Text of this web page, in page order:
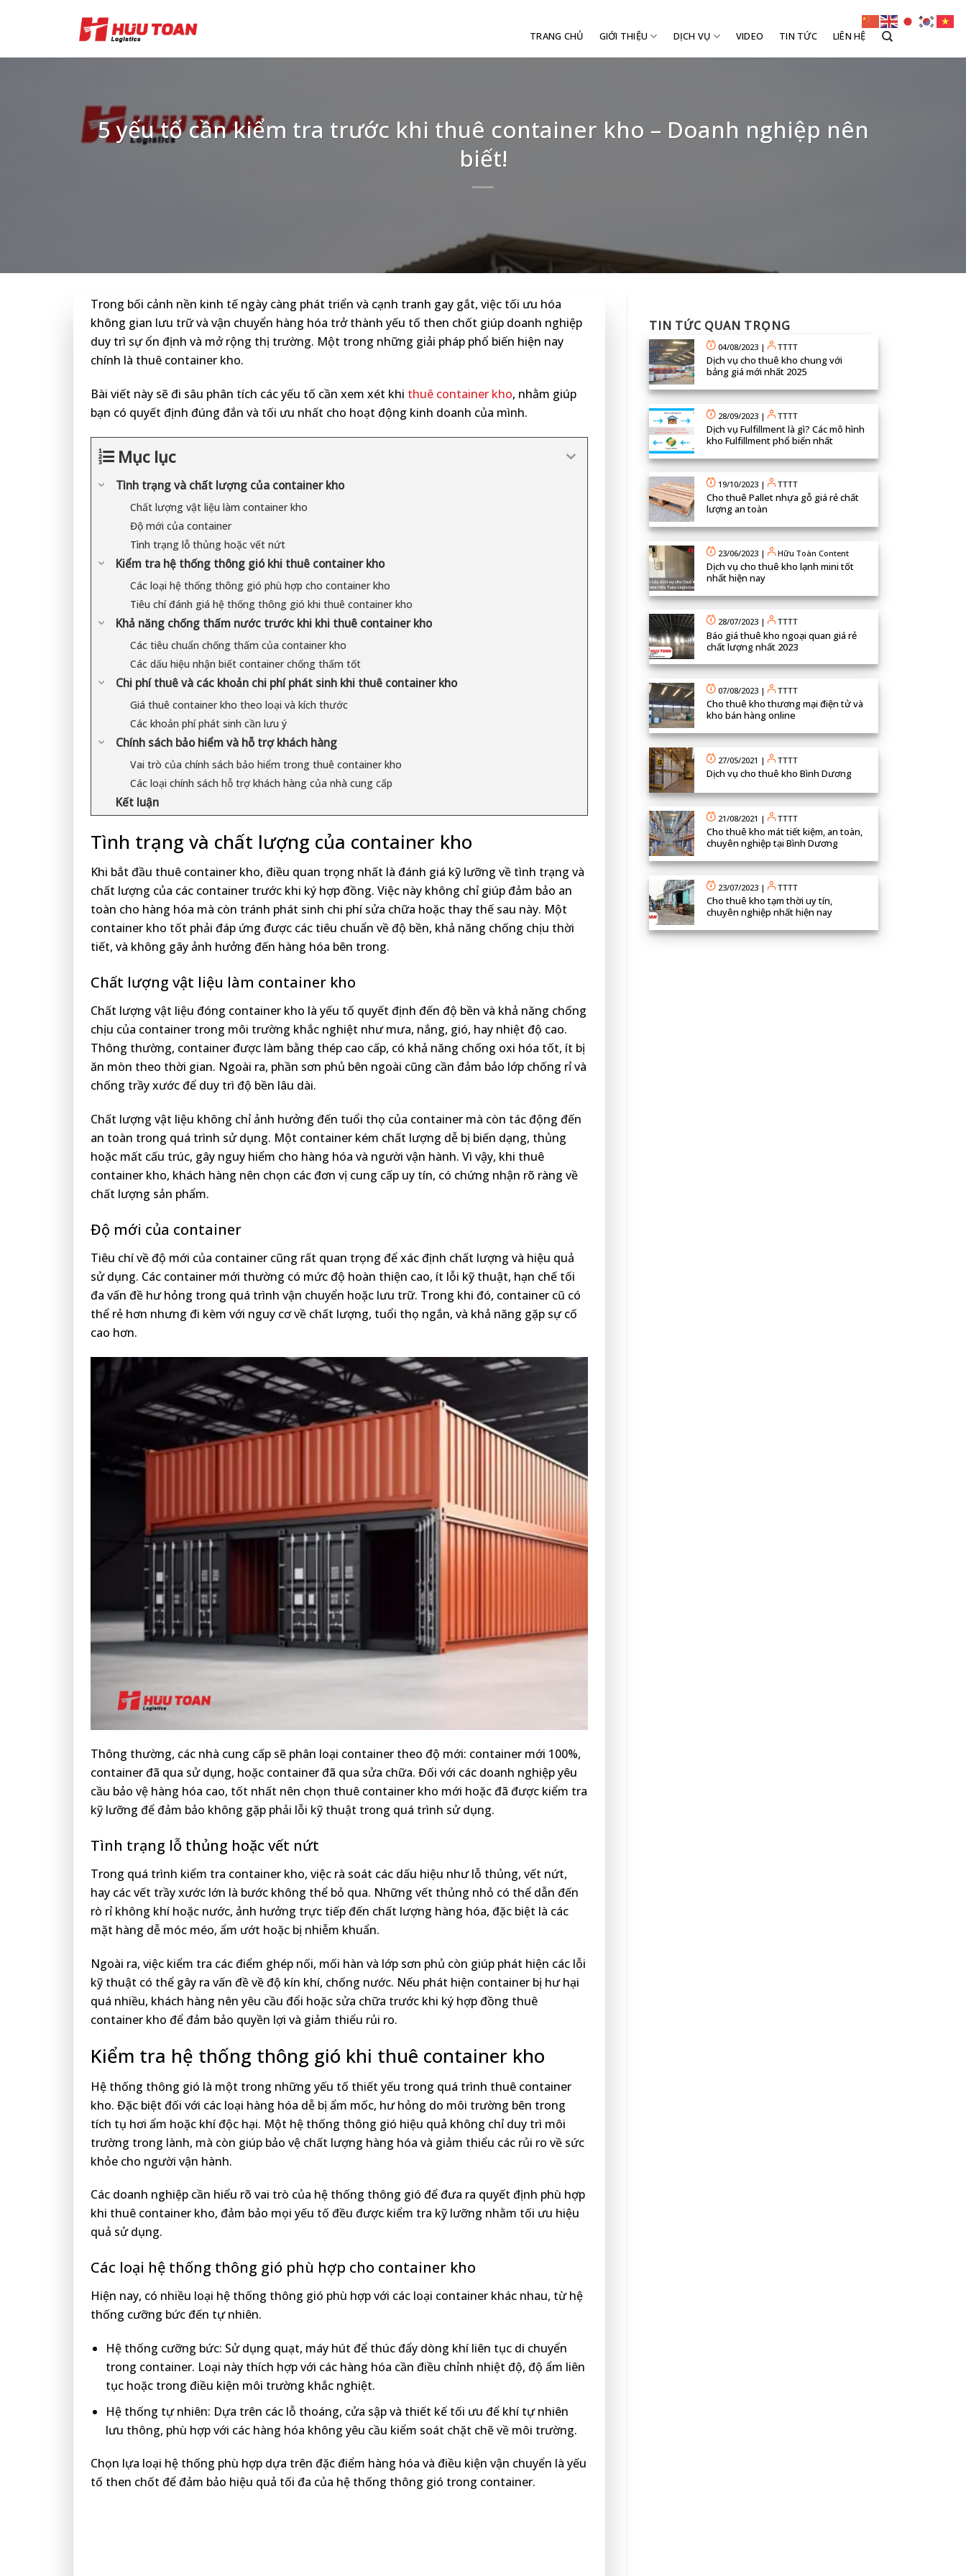
TRANG CHỦ GIỚI THIỆU DỊCH VỤ VIDEO TIN TỨC LIÊN HỆ
5 yếu tố cần kiểm tra trước khi thuê container kho – Doanh nghiệp nên
biết!
Trong bối cảnh nền kinh tế ngày càng phát triển và cạnh tranh gay gắt, việc tối ưu hóa
không gian lưu trữ và vận chuyển hàng hóa trở thành yếu tố then chốt giúp doanh nghiệp
duy trì sự ổn định và mở rộng thị trường. Một trong những giải pháp phổ biến hiện nay
chính là thuê container kho.
Bài viết này sẽ đi sâu phân tích các yếu tố cần xem xét khi thuê container kho, nhằm giúp
bạn có quyết định đúng đắn và tối ưu nhất cho hoạt động kinh doanh của mình.
Mục lục
Tình trạng và chất lượng của container kho
Chất lượng vật liệu làm container kho
Độ mới của container
Tình trạng lỗ thủng hoặc vết nứt
Kiểm tra hệ thống thông gió khi thuê container kho
Các loại hệ thống thông gió phù hợp cho container kho
Tiêu chí đánh giá hệ thống thông gió khi thuê container kho
Khả năng chống thấm nước trước khi khi thuê container kho
Các tiêu chuẩn chống thấm của container kho
Các dấu hiệu nhận biết container chống thấm tốt
Chi phí thuê và các khoản chi phí phát sinh khi thuê container kho
Giá thuê container kho theo loại và kích thước
Các khoản phí phát sinh cần lưu ý
Chính sách bảo hiểm và hỗ trợ khách hàng
Vai trò của chính sách bảo hiểm trong thuê container kho
Các loại chính sách hỗ trợ khách hàng của nhà cung cấp
Kết luận
Tình trạng và chất lượng của container kho
Khi bắt đầu thuê container kho, điều quan trọng nhất là đánh giá kỹ lưỡng về tình trạng và
chất lượng của các container trước khi ký hợp đồng. Việc này không chỉ giúp đảm bảo an
toàn cho hàng hóa mà còn tránh phát sinh chi phí sửa chữa hoặc thay thế sau này. Một
container kho tốt phải đáp ứng được các tiêu chuẩn về độ bền, khả năng chống chịu thời
tiết, và không gây ảnh hưởng đến hàng hóa bên trong.
Chất lượng vật liệu làm container kho
Chất lượng vật liệu đóng container kho là yếu tố quyết định đến độ bền và khả năng chống
chịu của container trong môi trường khắc nghiệt như mưa, nắng, gió, hay nhiệt độ cao.
Thông thường, container được làm bằng thép cao cấp, có khả năng chống oxi hóa tốt, ít bị
ăn mòn theo thời gian. Ngoài ra, phần sơn phủ bên ngoài cũng cần đảm bảo lớp chống rỉ và
chống trầy xước để duy trì độ bền lâu dài.
Chất lượng vật liệu không chỉ ảnh hưởng đến tuổi thọ của container mà còn tác động đến
an toàn trong quá trình sử dụng. Một container kém chất lượng dễ bị biến dạng, thủng
hoặc mất cấu trúc, gây nguy hiểm cho hàng hóa và người vận hành. Vì vậy, khi thuê
container kho, khách hàng nên chọn các đơn vị cung cấp uy tín, có chứng nhận rõ ràng về
chất lượng sản phẩm.
Độ mới của container
Tiêu chí về độ mới của container cũng rất quan trọng để xác định chất lượng và hiệu quả
sử dụng. Các container mới thường có mức độ hoàn thiện cao, ít lỗi kỹ thuật, hạn chế tối
đa vấn đề hư hỏng trong quá trình vận chuyển hoặc lưu trữ. Trong khi đó, container cũ có
thể rẻ hơn nhưng đi kèm với nguy cơ về chất lượng, tuổi thọ ngắn, và khả năng gặp sự cố
cao hơn.
Thông thường, các nhà cung cấp sẽ phân loại container theo độ mới: container mới 100%,
container đã qua sử dụng, hoặc container đã qua sửa chữa. Đối với các doanh nghiệp yêu
cầu bảo vệ hàng hóa cao, tốt nhất nên chọn thuê container kho mới hoặc đã được kiểm tra
kỹ lưỡng để đảm bảo không gặp phải lỗi kỹ thuật trong quá trình sử dụng.
Tình trạng lỗ thủng hoặc vết nứt
Trong quá trình kiểm tra container kho, việc rà soát các dấu hiệu như lỗ thủng, vết nứt,
hay các vết trầy xước lớn là bước không thể bỏ qua. Những vết thủng nhỏ có thể dẫn đến
rò rỉ không khí hoặc nước, ảnh hưởng trực tiếp đến chất lượng hàng hóa, đặc biệt là các
mặt hàng dễ móc méo, ẩm ướt hoặc bị nhiễm khuẩn.
Ngoài ra, việc kiểm tra các điểm ghép nối, mối hàn và lớp sơn phủ còn giúp phát hiện các lỗi
kỹ thuật có thể gây ra vấn đề về độ kín khí, chống nước. Nếu phát hiện container bị hư hại
quá nhiều, khách hàng nên yêu cầu đổi hoặc sửa chữa trước khi ký hợp đồng thuê
container kho để đảm bảo quyền lợi và giảm thiểu rủi ro.
Kiểm tra hệ thống thông gió khi thuê container kho
Hệ thống thông gió là một trong những yếu tố thiết yếu trong quá trình thuê container
kho. Đặc biệt đối với các loại hàng hóa dễ bị ẩm mốc, hư hỏng do môi trường bên trong
tích tụ hơi ẩm hoặc khí độc hại. Một hệ thống thông gió hiệu quả không chỉ duy trì môi
trường trong lành, mà còn giúp bảo vệ chất lượng hàng hóa và giảm thiểu các rủi ro về sức
khỏe cho người vận hành.
Các doanh nghiệp cần hiểu rõ vai trò của hệ thống thông gió để đưa ra quyết định phù hợp
khi thuê container kho, đảm bảo mọi yếu tố đều được kiểm tra kỹ lưỡng nhằm tối ưu hiệu
quả sử dụng.
Các loại hệ thống thông gió phù hợp cho container kho
Hiện nay, có nhiều loại hệ thống thông gió phù hợp với các loại container khác nhau, từ hệ
thống cưỡng bức đến tự nhiên.
Hệ thống cưỡng bức: Sử dụng quạt, máy hút để thúc đẩy dòng khí liên tục di chuyển
trong container. Loại này thích hợp với các hàng hóa cần điều chỉnh nhiệt độ, độ ẩm liên
tục hoặc trong điều kiện môi trường khắc nghiệt.
Hệ thống tự nhiên: Dựa trên các lỗ thoáng, cửa sập và thiết kế tối ưu để khí tự nhiên
lưu thông, phù hợp với các hàng hóa không yêu cầu kiểm soát chặt chẽ về môi trường.
Chọn lựa loại hệ thống phù hợp dựa trên đặc điểm hàng hóa và điều kiện vận chuyển là yếu
tố then chốt để đảm bảo hiệu quả tối đa của hệ thống thông gió trong container.
TIN TỨC QUAN TRỌNG
04/08/2023 | TTTT
Dịch vụ cho thuê kho chung với
bảng giá mới nhất 2025
28/09/2023 | TTTT
Dịch vụ Fulfillment là gì? Các mô hình
kho Fulfillment phổ biến nhất
19/10/2023 | TTTT
Cho thuê Pallet nhựa gỗ giá rẻ chất
lượng an toàn
23/06/2023 | Hữu Toàn Content
Dịch vụ cho thuê kho lạnh mini tốt
nhất hiện nay
28/07/2023 | TTTT
Báo giá thuê kho ngoại quan giá rẻ
chất lượng nhất 2023
07/08/2023 | TTTT
Cho thuê kho thương mại điện tử và
kho bán hàng online
27/05/2021 | TTTT
Dịch vụ cho thuê kho Bình Dương
21/08/2021 | TTTT
Cho thuê kho mát tiết kiệm, an toàn,
chuyên nghiệp tại Bình Dương
23/07/2023 | TTTT
Cho thuê kho tạm thời uy tín,
chuyên nghiệp nhất hiện nay